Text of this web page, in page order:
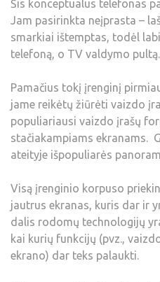
Šis konceptualus telefonas
Jam pasirinkta neįprasta –
smarkiai ištemptas, todėl
telefoną, o TV valdymo pultą.
Pamačius tokį įrenginį
jame reikėtų žiūrėti vaizdo
populiariausi vaizdo įrašų
stačiakampiams ekranams.
ateityje išpopuliarės
Visą įrenginio korpuso
jautrus ekranas, kuris dar ir
dalis rodomų technologijų
kai kurių funkcijų (pvz.,
ekrano) dar teks palaukti.